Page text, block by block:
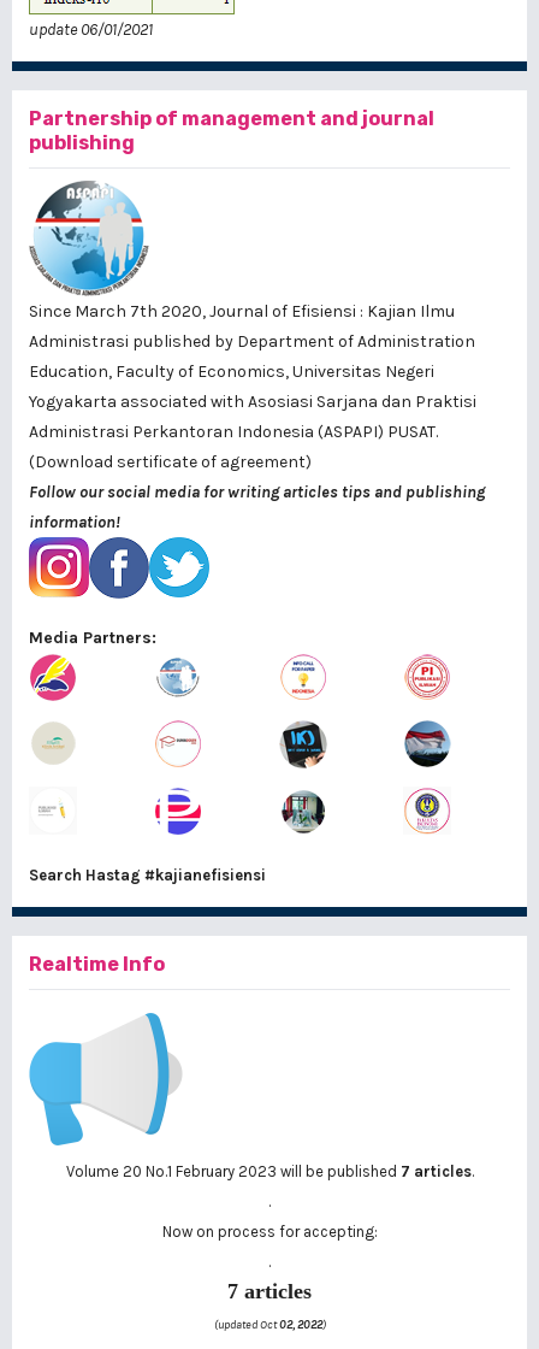
update 06/01/2021
Partnership of management and journal
publishing
Since March 7th 2020, Journal of Efisiensi : Kajian Ilmu
Administrasi published by Department of Administration
Education, Faculty of Economics, Universitas Negeri
Yogyakarta associated with Asosiasi Sarjana dan Praktisi
Administrasi Perkantoran Indonesia (ASPAPI) PUSAT.
(Download sertificate of agreement)
Follow our social media for writing articles tips and publishing
information!
Media Partners:
Search Hastag #kajianefisiensi
Realtime Info
Volume 20 No.1 February 2023 will be published 7 articles.
.
Now on process for accepting:
.
7 articles
(updated Oct02, 2022)